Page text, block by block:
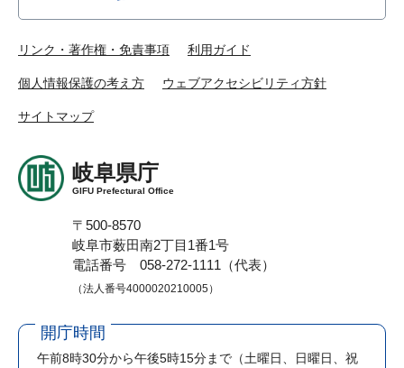
リンク・著作権・免責事項 利用ガイド
個人情報保護の考え方 ウェブアクセシビリティ方針
サイトマップ
岐阜県庁
GIFU Prefectural Office
〒500-8570
岐阜市薮田南2丁目1番1号
電話番号 058-272-1111（代表）
（法人番号4000020210005）
開庁時間
午前8時30分から午後5時15分まで （土曜日、日曜日、祝